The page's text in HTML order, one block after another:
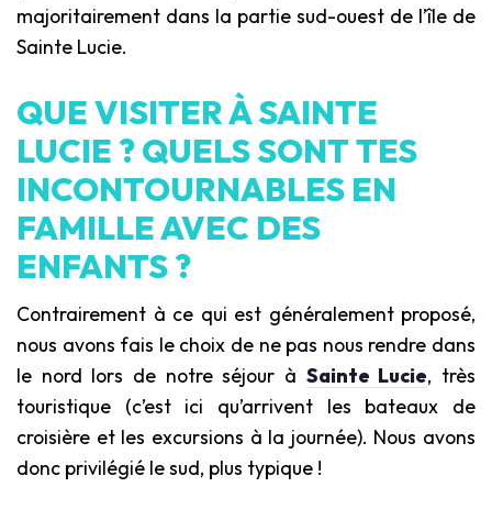
majoritairement dans la partie sud-ouest de l’île de
Sainte Lucie.
QUE VISITER À SAINTE
LUCIE ? QUELS SONT TES
INCONTOURNABLES EN
FAMILLE AVEC DES
ENFANTS ?
Contrairement à ce qui est généralement proposé,
nous avons fais le choix de ne pas nous rendre dans
le nord lors de notre séjour à Sainte Lucie, très
touristique (c’est ici qu’arrivent les bateaux de
croisière et les excursions à la journée). Nous avons
donc privilégié le sud, plus typique !